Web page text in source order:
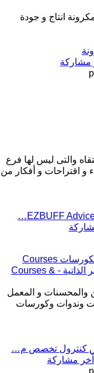
انتاج و جودة
مشاركة
والتى ليس لها فرع
و اقتراحات و أفكار من
EZBUFF
الوظائف jobs و التدريبات Training والكورسات Courses
والندوات والدورات و السيمينارز و السير الذاتية - Courses &
والمحسنات و المعمل
وندوات وكورسات
مشاركة